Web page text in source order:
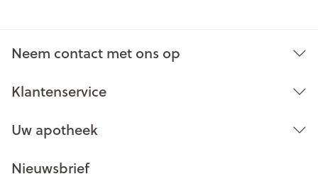
Neem contact met ons op
Klantenservice
Uw apotheek
Nieuwsbrief